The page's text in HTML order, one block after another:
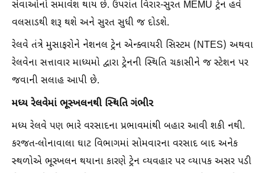
સેવાઓનો સમાવેશ થાય છે. ઉપરાંત વિરાર-સુરત MEMU ટ્રેન હવે
વલસાડથી શરૂ થશે અને સુરત સુધી જ દોડશે.
રેલવે તંત્રે મુસાફરોને નેશનલ ટ્રેન એન્ક્વાયરી સિસ્ટમ (NTES) અથવા
રેલવેના સત્તાવાર માધ્યમો દ્વારા ટ્રેનની સ્થિતિ ચકાસીને જ સ્ટેશન પર
જવાની સલાહ આપી છે.
મધ્ય રેલવેમાં ભૂસ્ખલનથી સ્થિતિ ગંભીર
મધ્ય રેલવે પણ ભારે વરસાદના પ્રભાવમાંથી બહાર આવી શકી નથી.
કરજત-લોનાવાલા ઘાટ વિભાગમાં સોમવારના વરસાદ બાદ અનેક
સ્થળોએ ભૂસ્ખલન થયાના કારણે ટ્રેન વ્યવહાર પર વ્યાપક અસર પડી